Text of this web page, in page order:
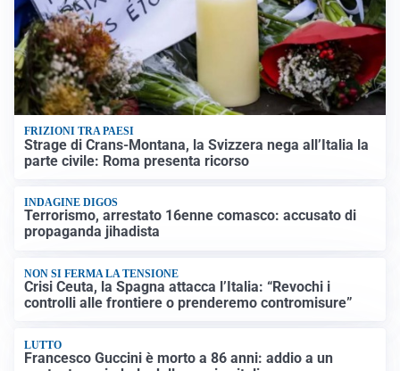
FRIZIONI TRA PAESI
Strage di Crans-Montana, la Svizzera nega all’Italia la
parte civile: Roma presenta ricorso
INDAGINE DIGOS
Terrorismo, arrestato 16enne comasco: accusato di
propaganda jihadista
NON SI FERMA LA TENSIONE
Crisi Ceuta, la Spagna attacca l’Italia: “Revochi i
controlli alle frontiere o prenderemo contromisure”
LUTTO
Francesco Guccini è morto a 86 anni: addio a un